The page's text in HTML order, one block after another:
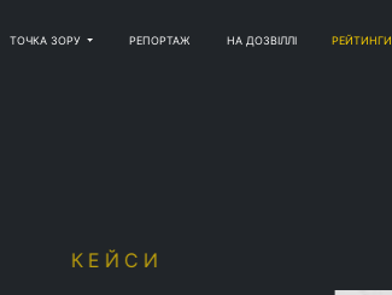
ТОЧКА ЗОРУ РЕПОРТАЖ НА ДОЗВІЛЛІ РЕЙТИНГИ